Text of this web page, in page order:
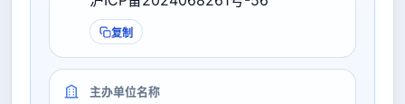
复制
主办单位名称